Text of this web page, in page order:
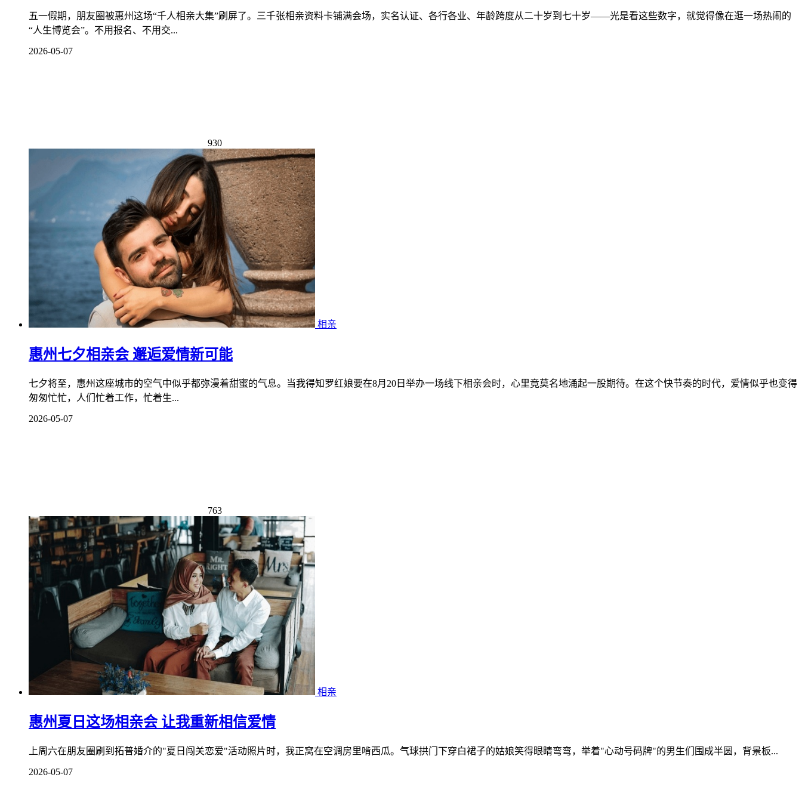
五一假期，朋友圈被惠州这场“千人相亲大集”刷屏了。三千张相亲资料卡铺满会场，实名认证、各行各业、年龄跨度从二十岁到七十岁——光是看这些数字，就觉得像在逛一场热闹的
“人生博览会”。不用报名、不用交...
2026-05-07
930
相亲
惠州七夕相亲会 邂逅爱情新可能
七夕将至，惠州这座城市的空气中似乎都弥漫着甜蜜的气息。当我得知罗红娘要在8月20日举办一场线下相亲会时，心里竟莫名地涌起一股期待。在这个快节奏的时代，爱情似乎也变得
匆匆忙忙，人们忙着工作，忙着生...
2026-05-07
763
相亲
惠州夏日这场相亲会 让我重新相信爱情
上周六在朋友圈刷到拓普婚介的"夏日闯关恋爱"活动照片时，我正窝在空调房里啃西瓜。气球拱门下穿白裙子的姑娘笑得眼睛弯弯，举着"心动号码牌"的男生们围成半圆，背景板...
2026-05-07